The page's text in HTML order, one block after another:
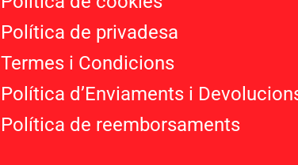
Política de privadesa
Termes i Condicions
Política d’Enviaments i
Política de reemborsaments